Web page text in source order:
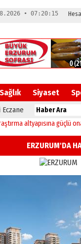
• 07:20:16
Sağlık Siyaset
güçlü onay
ERZURUM'DA